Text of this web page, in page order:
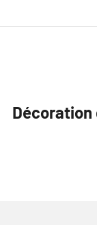
Décoration